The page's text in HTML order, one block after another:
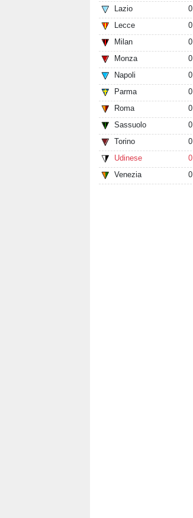
Lazio
0
Lecce
0
Milan
0
Monza
0
Napoli
0
Parma
0
Roma
0
Sassuolo
0
Torino
0
Udinese
0
Venezia
0